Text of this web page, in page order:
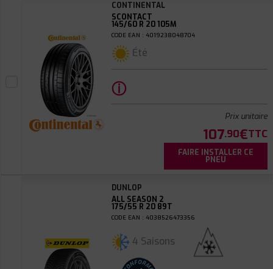
CONTINENTAL
SCONTACT
145/60 R 20 105M
CODE EAN : 4019238048704
Été
ⓘ
Prix unitaire
107.90€TTC
FAIRE INSTALLER CE
PNEU
DUNLOP
ALL SEASON 2
175/55 R 20 89T
CODE EAN : 4038526473356
4 Saisons